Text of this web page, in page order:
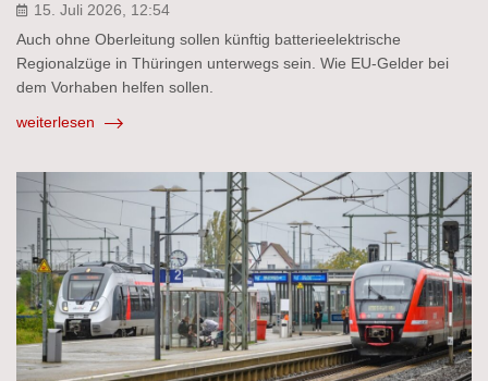
15. Juli 2026, 12:54
Auch ohne Oberleitung sollen künftig batterieelektrische
Regionalzüge in Thüringen unterwegs sein. Wie EU-Gelder bei
dem Vorhaben helfen sollen.
weiterlesen